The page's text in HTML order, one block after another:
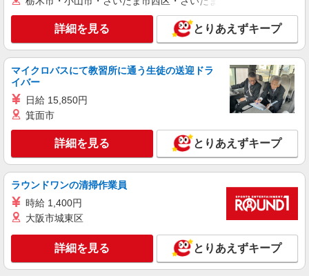
時給1,700円 交通費：既定支給
愛知県岡崎市
キープ 詳細を見る
派遣社員
株式会社綜合キャリアオプション（1314VJ0805G55★57-S-T2）
くるまアルミ部品の加工組付け・検査/日払い
OK
時給1,650円 交通費：既定支給
愛知県岡崎市
詳細を見る
派遣社員
株式会社綜合キャリアオプション（1314VJ0805G54★92-S-T2）
クルマ部品の組み付け・検査/日払いOK
時給1,800円〜2,250円 ※経験・能力による
詳細を見る とりあえずキープ
マイクロバスにて教習所に通う生徒の送迎ドラ
イバー
日給 15,850円
箕面市
詳細を見る とりあえずキープ
ラウンドワンの清掃作業員
時給 1,400円
大阪市城東区
詳細を見る とりあえずキープ